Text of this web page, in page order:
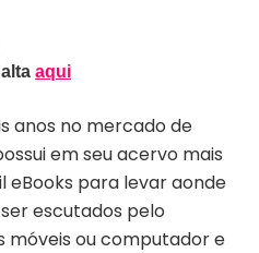
aqui
anos no mercado de
em seu acervo mais
eBooks para levar aonde
escutados pelo
móveis ou computador e